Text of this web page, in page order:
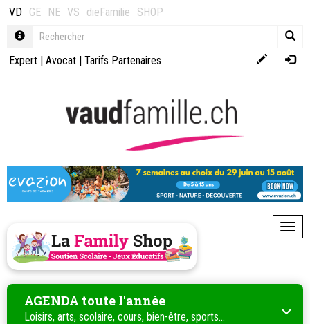
VD GE NE VS dieFamilie SHOP
Expert | Avocat | Tarifs Partenaires
AGENDA toute l'année
Loisirs, arts, scolaire, cours, bien-être, sports...